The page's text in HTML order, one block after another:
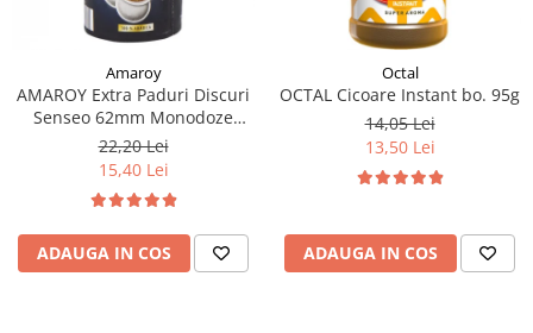
Amaroy
AMAROY Extra Paduri Discuri
Senseo 62mm Monodoze
20buc 140g
22,20 Lei
15,40 Lei
ADAUGA IN COS
Octal
OCTAL Cicoare Instant bo. 95g
14,05 Lei
13,50 Lei
ADAUGA IN COS